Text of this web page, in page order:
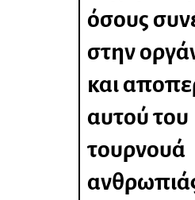
όσους
στην
και
αυτού του
τουρνουά